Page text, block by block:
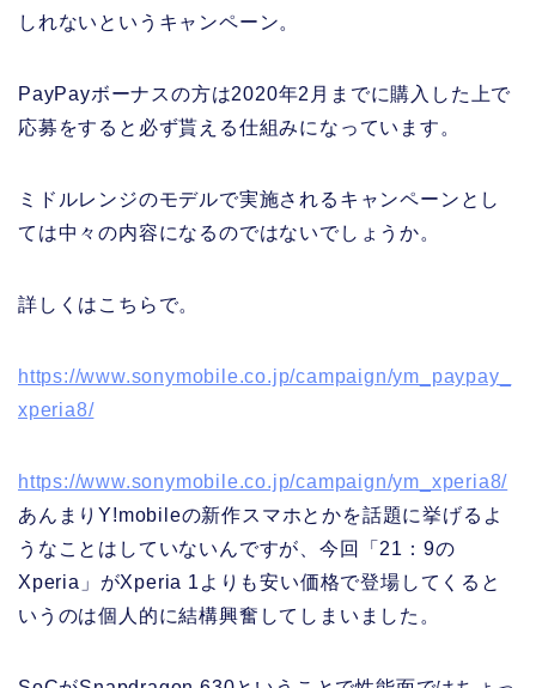
しれないというキャンペーン。
PayPayボーナスの方は2020年2月までに購入した上で
応募をすると必ず貰える仕組みになっています。
ミドルレンジのモデルで実施されるキャンペーンとし
ては中々の内容になるのではないでしょうか。
詳しくはこちらで。
https://www.sonymobile.co.jp/campaign/ym_paypay_
xperia8/
https://www.sonymobile.co.jp/campaign/ym_xperia8/
あんまりY!mobileの新作スマホとかを話題に挙げるよ
うなことはしていないんですが、今回「21：9の
Xperia」がXperia 1よりも安い価格で登場してくると
いうのは個人的に結構興奮してしまいました。